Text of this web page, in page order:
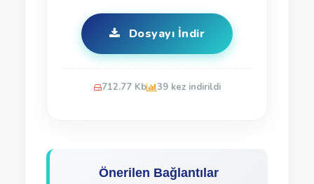
Dosyayı İndir
712.77 Kb 39 kez indirildi
Önerilen Bağlantılar